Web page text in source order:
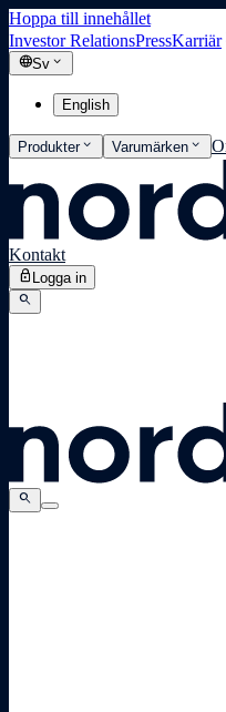
Hoppa till innehållet
Investor RelationsPressKarriär
languageSv expand_more
English
Produkterexpand_more Varumärken expand_more
Kontakt
lock Logga in
search
search